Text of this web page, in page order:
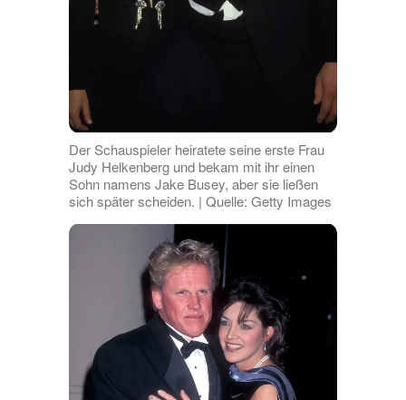
Der Schauspieler heiratete seine erste Frau
Judy Helkenberg und bekam mit ihr einen
Sohn namens Jake Busey, aber sie ließen
sich später scheiden. | Quelle: Getty Images